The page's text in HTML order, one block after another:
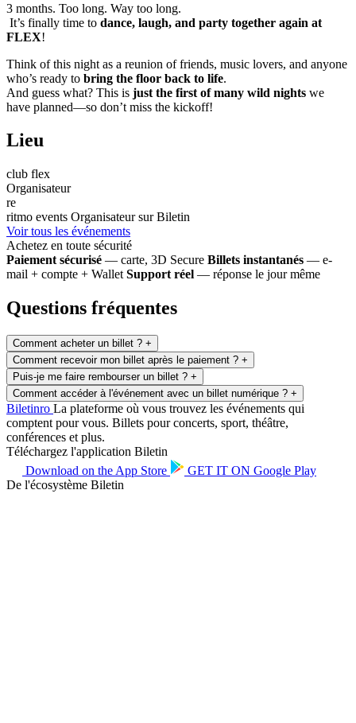
3 months. Too long. Way too long.
It’s finally time to dance, laugh, and party together again at
FLEX!
Think of this night as a reunion of friends, music lovers, and anyone
who’s ready to bring the floor back to life.
And guess what? This is just the first of many wild nights we
have planned—so don’t miss the kickoff!
Lieu
club flex
Organisateur
re
ritmo events Organisateur sur Biletin
Voir tous les événements
Achetez en toute sécurité
Paiement sécurisé — carte, 3D Secure Billets instantanés — e-
mail + compte + Wallet Support réel — réponse le jour même
Questions fréquentes
Comment acheter un billet ? +
Comment recevoir mon billet après le paiement ? +
Puis-je me faire rembourser un billet ? +
Comment accéder à l'événement avec un billet numérique ? +
Biletinro La plateforme où vous trouvez les événements qui
comptent pour vous. Billets pour concerts, sport, théâtre,
conférences et plus.
Téléchargez l'application Biletin
Download on the App Store GET IT ON Google Play
De l'écosystème Biletin